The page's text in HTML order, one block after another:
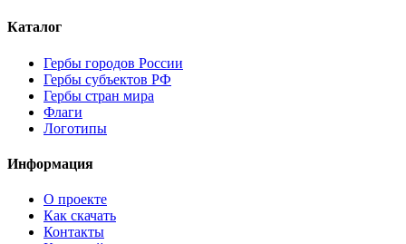
Каталог
Гербы городов России
Гербы субъектов РФ
Гербы стран мира
Флаги
Логотипы
Информация
О проекте
Как скачать
Контакты